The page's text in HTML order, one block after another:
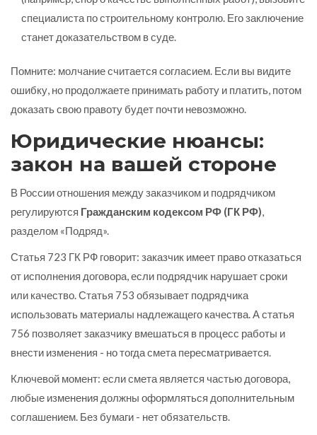
специалиста по строительному контролю. Его заключение
станет доказательством в суде.
Помните: молчание считается согласием. Если вы видите
ошибку, но продолжаете принимать работу и платить, потом
доказать свою правоту будет почти невозможно.
Юридические нюансы:
закон на вашей стороне
В России отношения между заказчиком и подрядчиком
регулируются Гражданским кодексом РФ (ГК РФ),
разделом «Подряд».
Статья 723 ГК РФ говорит: заказчик имеет право отказаться
от исполнения договора, если подрядчик нарушает сроки
или качество. Статья 753 обязывает подрядчика
использовать материалы надлежащего качества. А статья
756 позволяет заказчику вмешаться в процесс работы и
внести изменения - но тогда смета пересматривается.
Ключевой момент: если смета является частью договора,
любые изменения должны оформляться дополнительным
соглашением. Без бумаги - нет обязательств.